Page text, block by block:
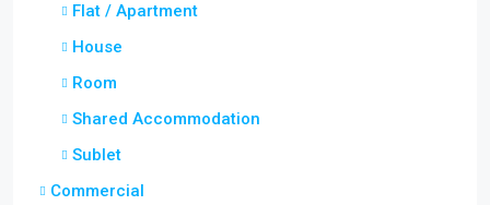
Flat / Apartment
House
Room
Shared Accommodation
Sublet
Commercial